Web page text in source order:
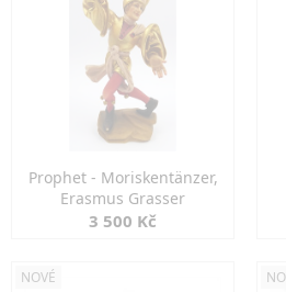
Prophet - Moriskentänzer,
Erasmus Grasser
3 500 Kč
NOVÉ